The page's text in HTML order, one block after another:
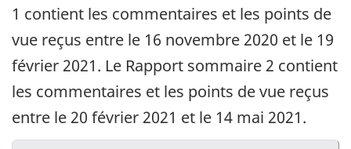
1 contient les commentaires et les points de
vue reçus entre le 16 novembre 2020 et le 19
février 2021. Le Rapport sommaire 2 contient
les commentaires et les points de vue reçus
entre le 20 février 2021 et le 14 mai 2021.